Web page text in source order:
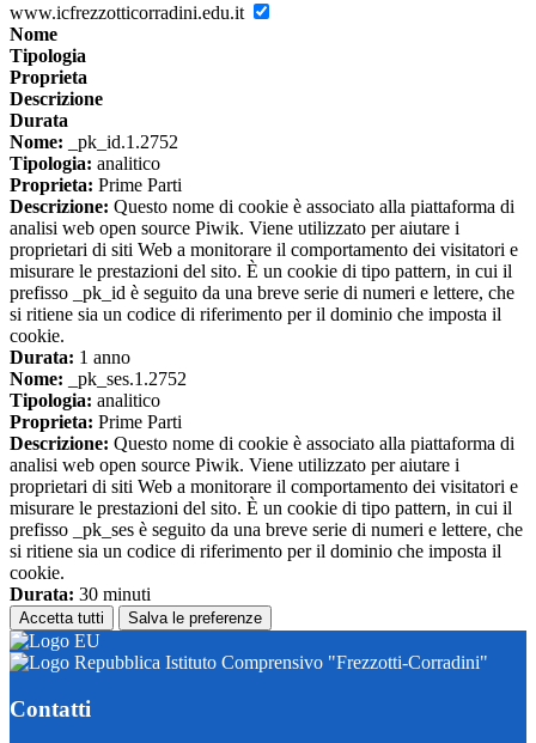
www.icfrezzotticorradini.edu.it
Nome
Tipologia
Proprieta
Descrizione
Durata
Nome: _pk_id.1.2752
Tipologia: analitico
Proprieta: Prime Parti
Descrizione: Questo nome di cookie è associato alla piattaforma di
analisi web open source Piwik. Viene utilizzato per aiutare i
proprietari di siti Web a monitorare il comportamento dei visitatori e
misurare le prestazioni del sito. È un cookie di tipo pattern, in cui il
prefisso _pk_id è seguito da una breve serie di numeri e lettere, che
si ritiene sia un codice di riferimento per il dominio che imposta il
cookie.
Durata: 1 anno
Nome: _pk_ses.1.2752
Tipologia: analitico
Proprieta: Prime Parti
Descrizione: Questo nome di cookie è associato alla piattaforma di
analisi web open source Piwik. Viene utilizzato per aiutare i
proprietari di siti Web a monitorare il comportamento dei visitatori e
misurare le prestazioni del sito. È un cookie di tipo pattern, in cui il
prefisso _pk_ses è seguito da una breve serie di numeri e lettere, che
si ritiene sia un codice di riferimento per il dominio che imposta il
cookie.
Durata: 30 minuti
Accetta tutti Salva le preferenze
Istituto Comprensivo "Frezzotti-Corradini"
Contatti